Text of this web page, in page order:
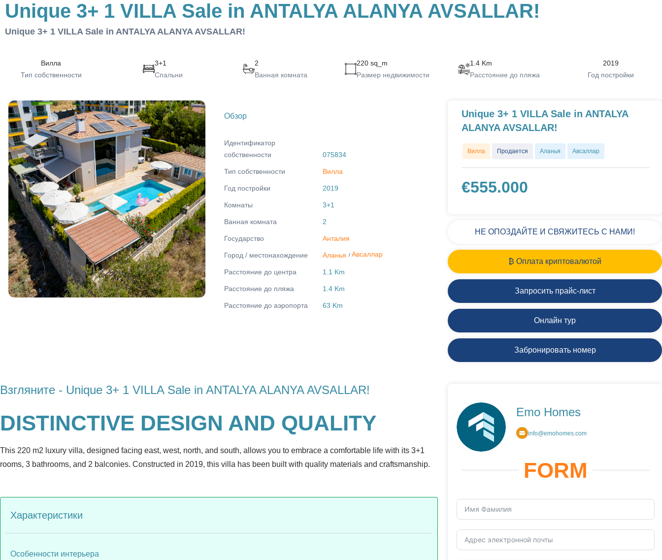
Unique 3+ 1 VILLA Sale in ANTALYA ALANYA AVSALLAR!
Unique 3+ 1 VILLA Sale in ANTALYA ALANYA AVSALLAR!
Вилла
Тип собственности
3+1
Спальни
2
Ванная комната
220 sq_m
Размер недвижимости
1.4 Km
Расстояние до пляжа
2019
Год постройки
Обзор
Идентификатор
собственности
075834
Тип собственности Вилла
Год постройки 2019
Комнаты 3+1
Ванная комната 2
Государство Анталия
Город / местонахождение Аланья /Авсаллар
Расстояние до центра 1.1 Km
Расстояние до пляжа 1.4 Km
Расстояние до аэропорта 63 Km
Unique 3+ 1 VILLA Sale in ANTALYA
ALANYA AVSALLAR!
Вилла Продается Аланья Авсаллар
€555.000
НЕ ОПОЗДАЙТЕ И СВЯЖИТЕСЬ С НАМИ!
₿ Оплата криптовалютой
Запросить прайс-лист
Онлайн тур
Забронировать номер
Взгляните - Unique 3+ 1 VILLA Sale in ANTALYA ALANYA AVSALLAR!
DISTINCTIVE DESIGN AND QUALITY
This 220 m2 luxury villa, designed facing east, west, north, and south, allows you to embrace a comfortable life with its 3+1
rooms, 3 bathrooms, and 2 balconies. Constructed in 2019, this villa has been built with quality materials and craftsmanship.
Характеристики
Особенности интерьера
Emo Homes
info@emohomes.com
FORM